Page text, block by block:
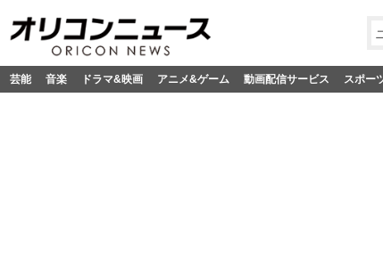
芸能 音楽 ドラマ&映画 アニメ&ゲーム 動画配信サービス スポー